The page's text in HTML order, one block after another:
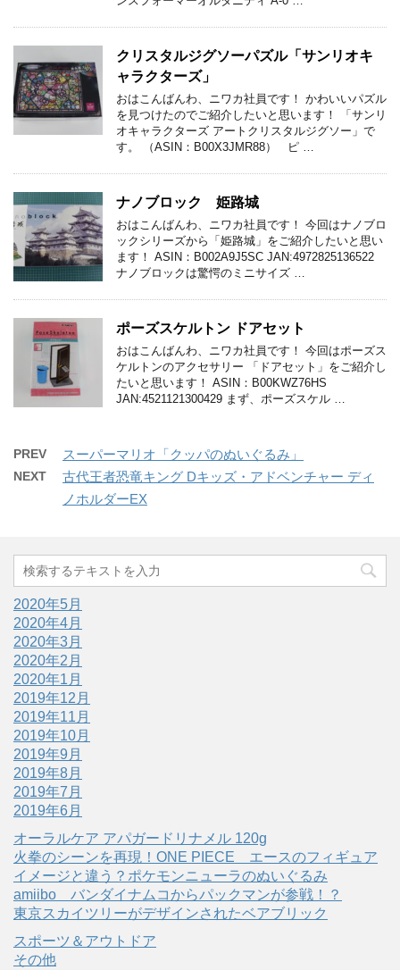
クリスタルジグソーパズル「サンリオキ
ャラクターズ」
おはこんばんわ、ニワカ社員です！ かわいいパズル
を見つけたのでご紹介したいと思います！ 「サンリ
オキャラクターズ アートクリスタルジグソー」で
す。 （ASIN：B00X3JMR88） ピ …
ナノブロック 姫路城
おはこんばんわ、ニワカ社員です！ 今回はナノブロ
ックシリーズから「姫路城」をご紹介したいと思い
ます！ ASIN：B002A9J5SC JAN:4972825136522
ナノブロックは驚愕のミニサイズ …
ポーズスケルトン ドアセット
おはこんばんわ、ニワカ社員です！ 今回はポーズス
ケルトンのアクセサリー 「ドアセット」をご紹介し
たいと思います！ ASIN：B00KWZ76HS
JAN:4521121300429 まず、ポーズスケル …
PREV スーパーマリオ「クッパのぬいぐるみ」
NEXT
古代王者恐竜キング Dキッズ・アドベンチャー ディ
ノホルダーEX
2020年5月
2020年4月
2020年3月
2020年2月
2020年1月
2019年12月
2019年11月
2019年10月
2019年9月
2019年8月
2019年7月
2019年6月
オーラルケア アパガードリナメル 120g
火拳のシーンを再現！ONE PIECE エースのフィギュア
イメージと違う？ポケモンニューラのぬいぐるみ
amiibo バンダイナムコからパックマンが参戦！？
東京スカイツリーがデザインされたベアブリック
スポーツ＆アウトドア
その他